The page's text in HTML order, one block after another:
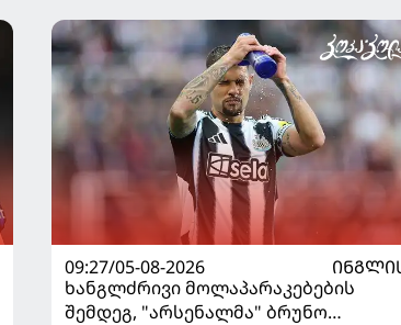
09:27/05-08-2026
ხანგლძრივი მოლაპარაკებების
შემდეგ, "არსენალმა" ბრუნო